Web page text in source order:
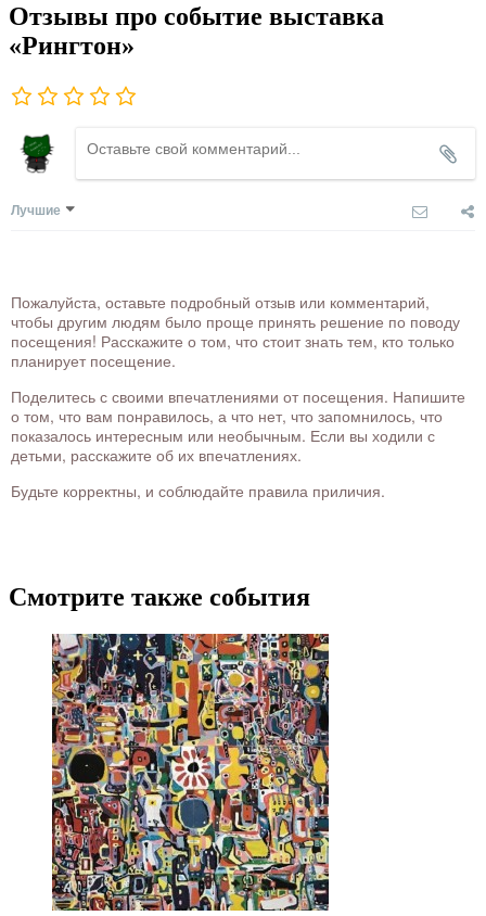
Отзывы про событие выставка
«Рингтон»
Лучшие
Пожалуйста, оставьте подробный отзыв или комментарий,
чтобы другим людям было проще принять решение по поводу
посещения! Расскажите о том, что стоит знать тем, кто только
планирует посещение.
Поделитесь с своими впечатлениями от посещения. Напишите
о том, что вам понравилось, а что нет, что запомнилось, что
показалось интересным или необычным. Если вы ходили с
детьми, расскажите об их впечатлениях.
Будьте корректны, и соблюдайте правила приличия.
Смотрите также события